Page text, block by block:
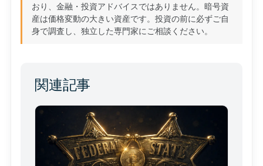
おり、金融・投資アドバイスではありません。暗号資
産は価格変動の大きい資産です。投資の前に必ずご自
身で調査し、独立した専門家にご相談ください。
関連記事